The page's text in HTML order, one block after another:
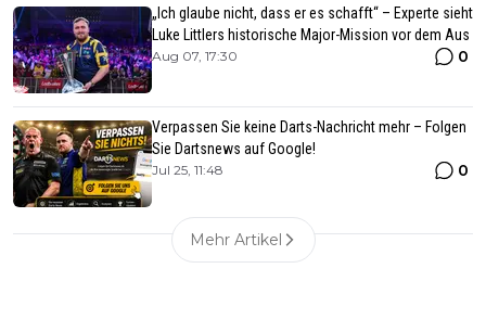
„Ich glaube nicht, dass er es schafft“ – Experte sieht
Luke Littlers historische Major-Mission vor dem Aus
Aug 07, 17:30 0
Verpassen Sie keine Darts-Nachricht mehr – Folgen
Sie Dartsnews auf Google!
Jul 25, 11:48 0
Mehr Artikel